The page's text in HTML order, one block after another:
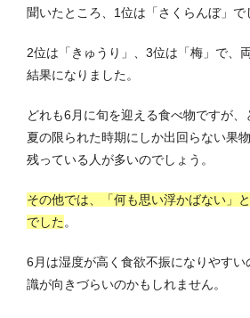
聞いたところ、1位は「さくらんぼ」で
2位は「きゅうり」、3位は「梅」で、
結果になりました。
どれも6月に旬を迎える食べ物ですが
夏の限られた時期にしか出回らない果
残っている人が多いのでしょう。
その他では、「何も思い浮かばない」
でした。
6月は湿度が高く食欲不振になりやす
識が向きづらいのかもしれません。